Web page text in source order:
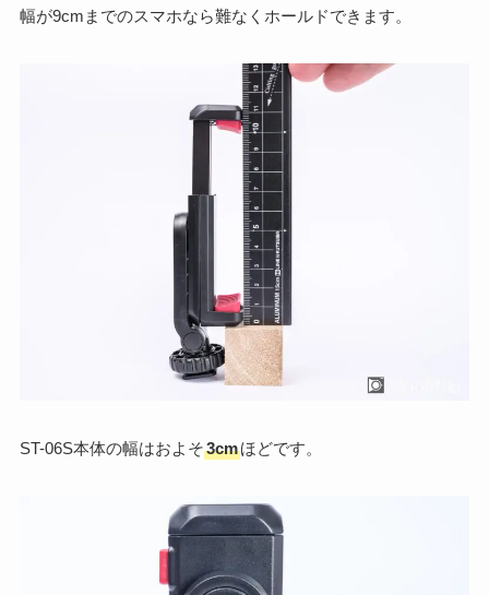
幅が9cmまでのスマホなら難なくホールドできます。
ST-06S本体の幅はおよそ3cmほどです。